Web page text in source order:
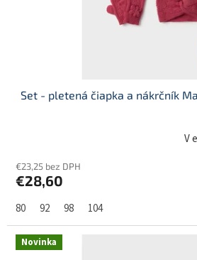
Set - pletená čiapka a nákrčník
V
€23,25 bez DPH
€28,60
80 92 98 104
Novinka